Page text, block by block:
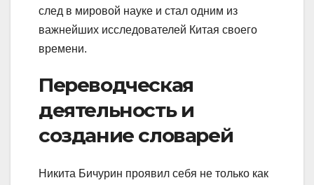
след в мировой науке и стал одним из
важнейших исследователей Китая своего
времени.
Переводческая
деятельность и
создание словарей
Никита Бичурин проявил себя не только как